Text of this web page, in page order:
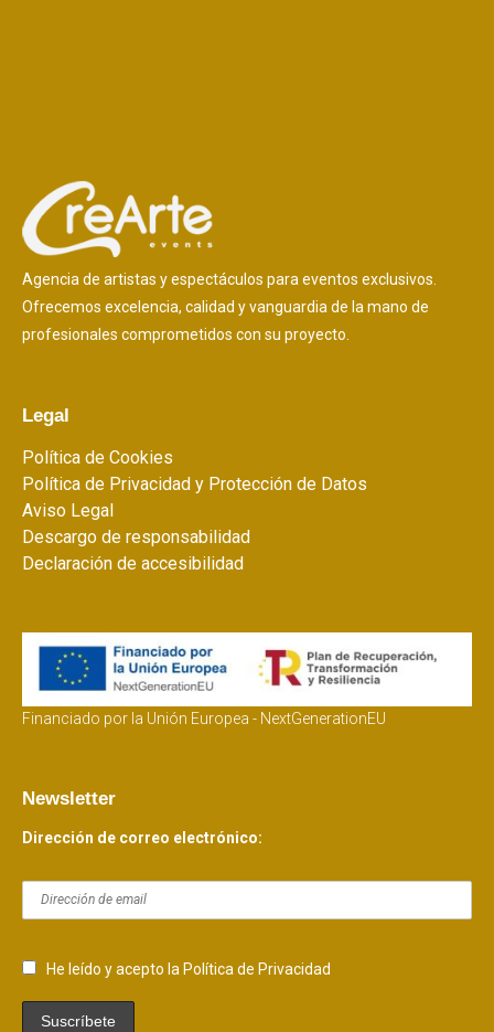
Agencia de artistas y espectáculos para eventos exclusivos.
Ofrecemos excelencia, calidad y vanguardia de la mano de
profesionales comprometidos con su proyecto.
Legal
Política de Cookies
Política de Privacidad y Protección de Datos
Aviso Legal
Descargo de responsabilidad
Declaración de accesibilidad
Financiado por la Unión Europea - NextGenerationEU
Newsletter
Dirección de correo electrónico:
He leído y acepto la Política de Privacidad